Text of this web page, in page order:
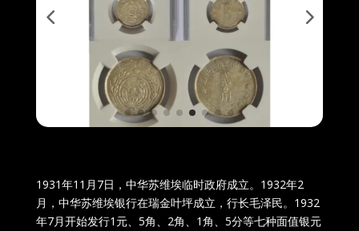
1931年11月7日，中华苏维埃临时政府成立。1932年2
月，中华苏维埃银行在瑞金叶坪成立，行长毛泽民。1932
年7月开始发行1元、5角、2角、1角、5分等七种面值银元